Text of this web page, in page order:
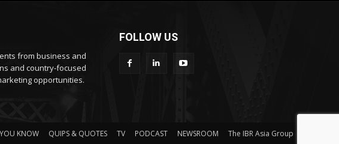
from business and
and country-focused
opportunities.
FOLLOW US
KNOW QUIPS & QUOTES TV PODCAST NEWSROOM The IBR Asia Group